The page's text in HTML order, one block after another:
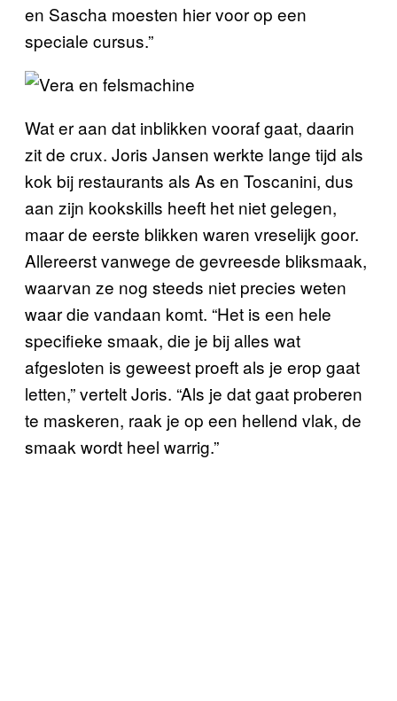
en Sascha moesten hier voor op een
speciale cursus.”
Wat er aan dat inblikken vooraf gaat, daarin
zit de crux. Joris Jansen werkte lange tijd als
kok bij restaurants als As en Toscanini, dus
aan zijn kookskills heeft het niet gelegen,
maar de eerste blikken waren vreselijk goor.
Allereerst vanwege de gevreesde bliksmaak,
waarvan ze nog steeds niet precies weten
waar die vandaan komt. “Het is een hele
specifieke smaak, die je bij alles wat
afgesloten is geweest proeft als je erop gaat
letten,” vertelt Joris. “Als je dat gaat proberen
te maskeren, raak je op een hellend vlak, de
smaak wordt heel warrig.”